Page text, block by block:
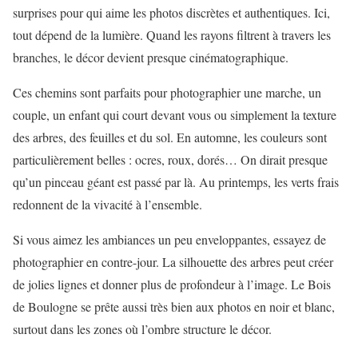
surprises pour qui aime les photos discrètes et authentiques. Ici,
tout dépend de la lumière. Quand les rayons filtrent à travers les
branches, le décor devient presque cinématographique.
Ces chemins sont parfaits pour photographier une marche, un
couple, un enfant qui court devant vous ou simplement la texture
des arbres, des feuilles et du sol. En automne, les couleurs sont
particulièrement belles : ocres, roux, dorés… On dirait presque
qu’un pinceau géant est passé par là. Au printemps, les verts frais
redonnent de la vivacité à l’ensemble.
Si vous aimez les ambiances un peu enveloppantes, essayez de
photographier en contre-jour. La silhouette des arbres peut créer
de jolies lignes et donner plus de profondeur à l’image. Le Bois
de Boulogne se prête aussi très bien aux photos en noir et blanc,
surtout dans les zones où l’ombre structure le décor.